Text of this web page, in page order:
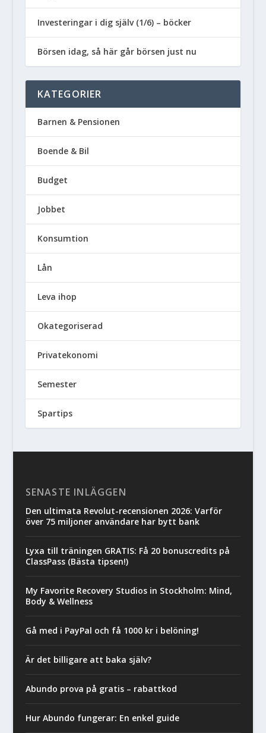
Investeringar i dig själv (1/6) – böcker
Börsen idag, så här går börsen just nu
KATEGORIER
Barnen & Pensionen
Boende & Bil
Budget
Jobbet
Konsumtion
Lån
Leva ihop
Okategoriserad
Privatekonomi
Semester
Spartips
SENASTE INLÄGGEN
Den ultimata Revolut-recensionen 2026: Varför
över 75 miljoner användare har bytt bank
Lyxa till träningen GRATIS: Få 20 bonuscredits på
ClassPass (Bästa tipsen!)
My Favorite Recovery Studios in Stockholm: Mind,
Body & Wellness
Gå med i PayPal och få 1000 kr i belöning!
Är det billigare att baka själv?
Abundo prova på gratis – rabattkod
Hur Abundo fungerar: En enkel guide